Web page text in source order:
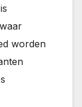
worden